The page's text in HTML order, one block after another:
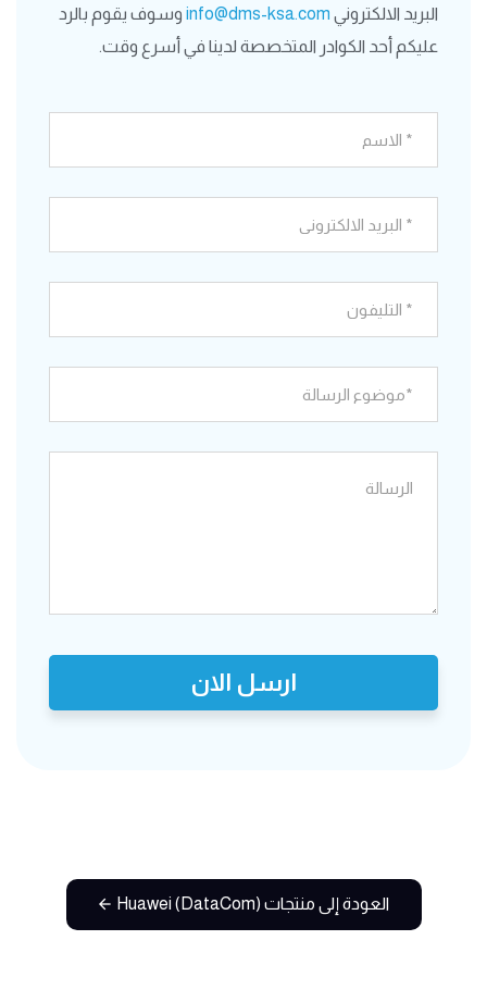
البريد الالكتروني info@dms-ksa.com وسوف يقوم بالرد
عليكم أحد الكوادر المتخصصة لدينا في أسرع وقت.
ارسل الان
العودة إلى منتجات Huawei (DataCom)